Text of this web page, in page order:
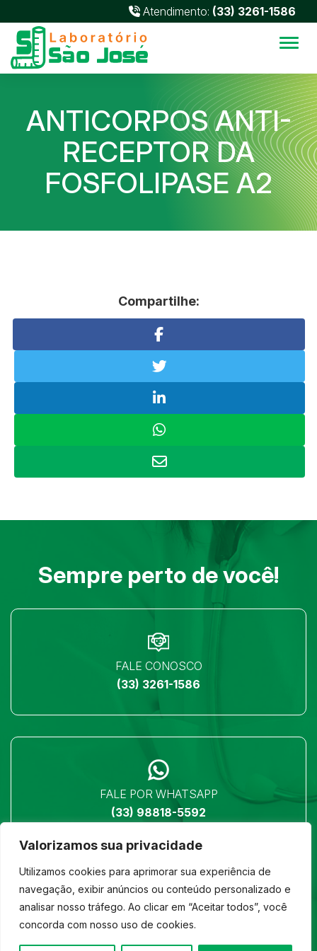
Valorizamos sua privacidade
Utilizamos cookies para aprimorar sua experiência de
navegação, exibir anúncios ou conteúdo personalizado e
analisar nosso tráfego. Ao clicar em “Aceitar todos”, você
concorda com nosso uso de cookies.
Atendimento: (33) 3261-1586
ANTICORPOS ANTI-
RECEPTOR DA
FOSFOLIPASE A2
Compartilhe:
Sempre perto de você!
FALE CONOSCO
(33) 3261-1586
FALE POR WHATSAPP
(33) 98818-5592
LOCALIZAÇÃO